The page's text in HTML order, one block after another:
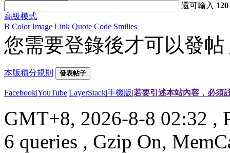
還可輸入 120
高級模式
B Color Image Link Quote Code Smilies
您需要登錄後才可以發帖
本版積分規則 發表帖子
Facebook|YouTube|LayerStack|手機版|若要引述本站內容，必須
GMT+8, 2026-8-8 02:32 ,
6 queries , Gzip On,